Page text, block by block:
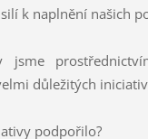
k naplnění našich
jsme
důležitých
podpořilo?